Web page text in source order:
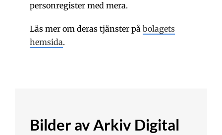
personregister med mera.
Läs mer om deras tjänster på bolagets
hemsida.
Bilder av Arkiv Digital